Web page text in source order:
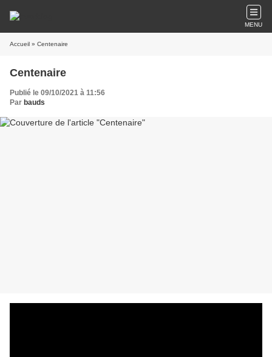
MENU
Accueil » Centenaire
Centenaire
Publié le 09/10/2021 à 11:56
Par bauds